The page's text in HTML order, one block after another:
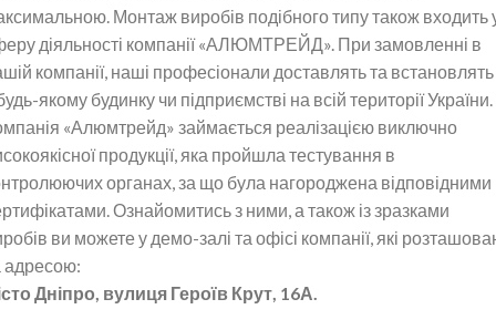
Монтаж виробів подібного типу також входить
діяльності компанії «АЛЮМТРЕЙД». При замовленні в
компанії, наші професіонали доставлять та встановлять
якому будинку чи підприємстві на всій території України.
«Алюмтрейд» займається реалізацією виключно
продукції, яка пройшла тестування в
органах, за що була нагороджена відповідними
Ознайомитись з ними, а також із зразками
ви можете у демо-залі та офісі компанії, які
адресою:
Дніпро, вулиця Героїв Крут, 16А.